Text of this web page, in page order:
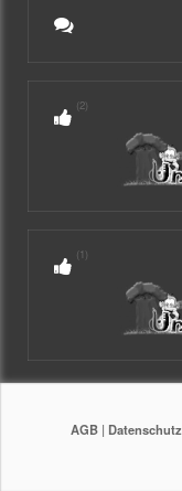
(2)
(1)
AGB | Datenschutz